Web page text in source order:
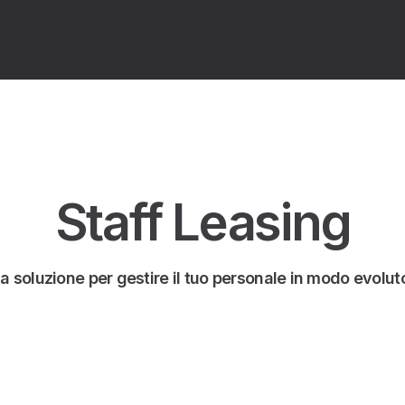
Staff Leasing
soluzione per gestire il tuo personale in modo